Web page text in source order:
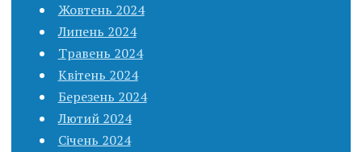
Жовтень 2024
Липень 2024
Травень 2024
Квітень 2024
Березень 2024
Лютий 2024
Січень 2024